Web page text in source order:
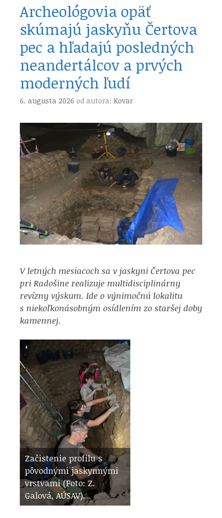
Archeológovia opäť
skúmajú jaskyňu Čertova
pec a hľadajú posledných
neandertálcov a prvých
moderných ľudí
6. augusta 2026 od autora: Kovar
V letných mesiacoch sa v jaskyni Čertova pec
pri Radošine realizuje multidisciplinárny
revízny výskum. Ide o výnimočnú lokalitu
s niekoľkonásobným osídlením zo staršej doby
kamennej.
Začistenie profilu s
pôvodnými jaskynnými
vrstvami (Foto: Z.
Galová, AÚSAV).